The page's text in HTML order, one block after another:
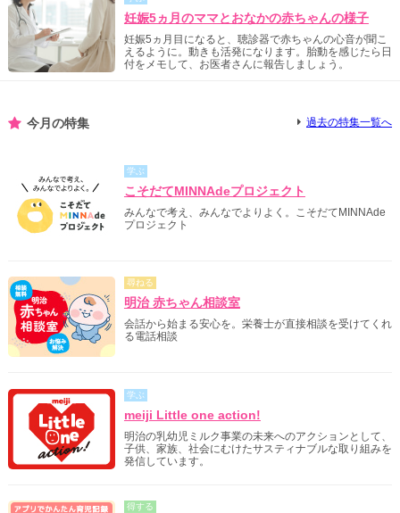
妊娠5ヵ月のママとおなかの赤ちゃんの様子
妊娠5ヵ月目になると、聴診器で赤ちゃんの心音が聞こ
えるように。動きも活発になります。胎動を感じたら日
付をメモして、お医者さんに報告しましょう。
今月の特集 過去の特集一覧へ
学ぶ
こそだてMINNAdeプロジェクト
みんなで考え、みんなでよりよく。こそだてMINNAde
プロジェクト
尋ねる
明治 赤ちゃん相談室
会話から始まる安心を。栄養士が直接相談を受けてくれ
る電話相談
学ぶ
meiji Little one action!
明治の乳幼児ミルク事業の未来へのアクションとして、
子供、家族、社会にむけたサスティナブルな取り組みを
発信しています。
得する